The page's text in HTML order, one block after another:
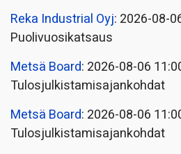
Reka Industrial Oyj: 2026-08-
Puolivuosikatsaus
Metsä Board: 2026-08-06
Tulosjulkistamisajankohdat
Metsä Board: 2026-08-06
Tulosjulkistamisajankohdat